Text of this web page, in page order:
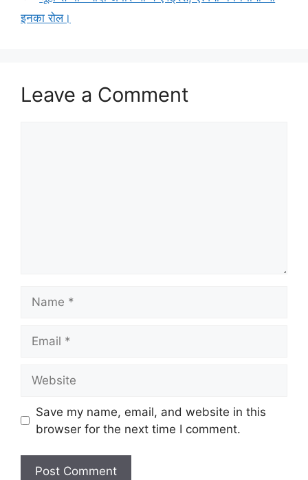
इनका रोल।
Leave a Comment
Save my name, email, and website in this
browser for the next time I comment.